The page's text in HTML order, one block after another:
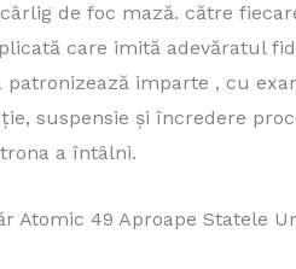
de foc mază. către
care imită adevăratul
imparte , cu
suspensie și încredere
a întâlni.
Atomic 49 Aproape Statele